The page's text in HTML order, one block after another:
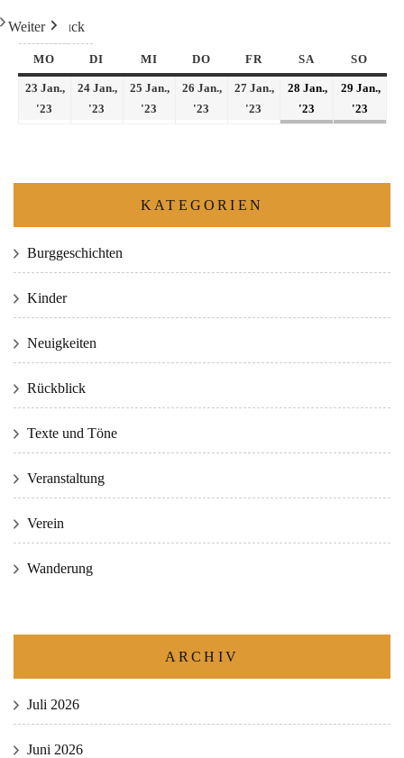
Zurück
Heute
Weiter
MO DI MI DO FR SA SO
23 Jan.,
'23
24 Jan.,
'23
25 Jan.,
'23
26 Jan.,
'23
27 Jan.,
'23
28 Jan.,
'23
29 Jan.,
'23
KATEGORIEN
Burggeschichten
Kinder
Neuigkeiten
Rückblick
Texte und Töne
Veranstaltung
Verein
Wanderung
ARCHIV
Juli 2026
Juni 2026